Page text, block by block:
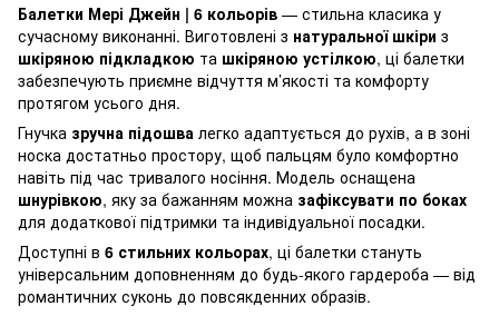
Балетки Мері Джейн | 6 кольорів — стильна класика у
сучасному виконанні. Виготовлені з натуральної шкіри з
шкіряною підкладкою та шкіряною устілкою, ці балетки
забезпечують приємне відчуття м’якості та комфорту
протягом усього дня.
Гнучка зручна підошва легко адаптується до рухів, а в зоні
носка достатньо простору, щоб пальцям було комфортно
навіть під час тривалого носіння. Модель оснащена
шнурівкою, яку за бажанням можна зафіксувати по боках
для додаткової підтримки та індивідуальної посадки.
Доступні в 6 стильних кольорах, ці балетки стануть
універсальним доповненням до будь-якого гардероба — від
романтичних суконь до повсякденних образів.